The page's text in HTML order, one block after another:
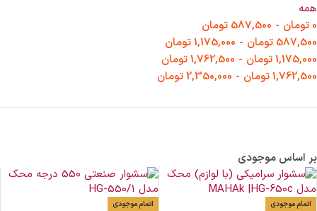
همه
0 تومان -
587,500 تومان
587,500 تومان -
1,175,000تومان
1,175,000تومان -
1,762,500تومان
1,762,500تومان -
2,350,000تومان
بر اساس موجودی
اتمام موجودی اتمام موجودی